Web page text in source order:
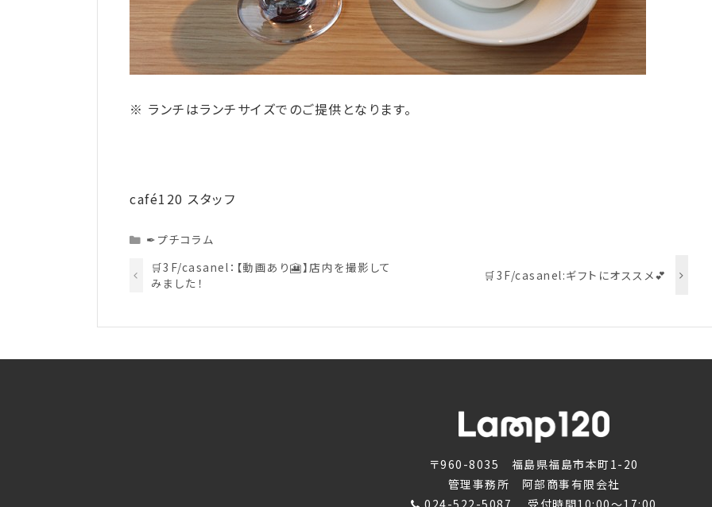
※ ランチはランチサイズでのご提供となります。
café120 スタッフ
Categories
✒プチコラム
🛒3F/casanel：【動画あり🎦】店内を撮影して
みました！
🛒3F/casanel:ギフトにオススメ💕
〒960-8035 福島県福島市本町1-20
管理事務所 阿部商事有限会社